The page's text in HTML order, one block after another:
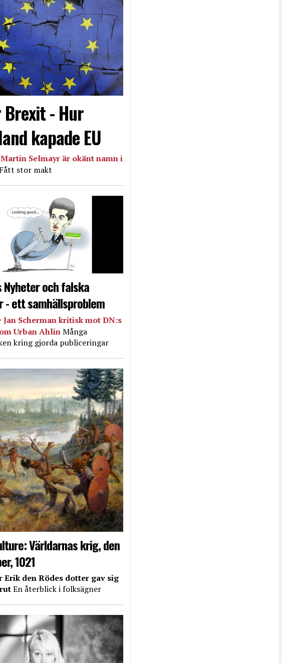
Brexit - Hur
kapade EU
Martin Selmayr är okänt namn i
Fått stor makt
Nyheter och falska
- ett samhällsproblem
Jan Scherman kritisk mot DN:s
Urban AhlinMånga
kring gjorda publiceringar
Världarnas krig, den
1021
Erik den Rödes dotter gav sig
En återblick i folksägner